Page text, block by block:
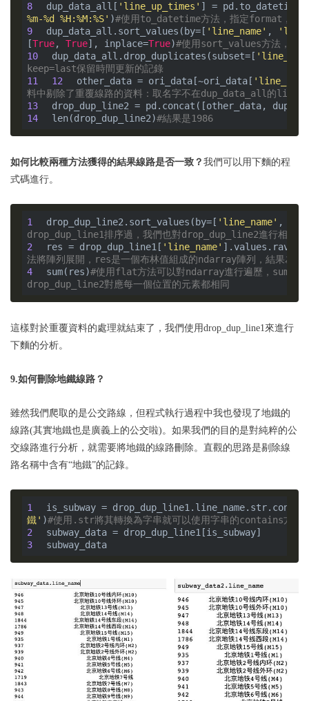
8 dup_data_all[ 'line_up_times' ] =
%m-%d %H:%M:%S' )#使用to_datetime方法，指定format，將
9
dup_data_all.sort_values(by=[ 'line_name' ,
[True, True], inplace=True)#使用sort_values方法，對
10
dup_data_all.drop_duplicates(subset=[
keep=last保留時間更新的記錄
11
12 other_data = ori_data[~ori_data[
料中剔除了重覆線路的資料：取名字不在dup_data_all的
13
drop_dup_line2 = pd.concat([other_data,
14
len(drop_dup_line2)#結果是1986
如何比較兩種方法獲得的結果線路是否一致？ 我們可以用下麵的程
式碼進行。
1 drop_dup_line2.sort_values(by=[ 'line_name' ,
drop_dup_line1排序過，我們也對drop_dup_line2進行相同規
2
res = drop_dup_line1[ 'line_name' ].values.ravel()
法將陣列展開，res是一個布林值組成的ndarray陣列，結果為
4
sum(res)#使用flat方法可以對ndarray進行遍歷，sum看
drop_dup_line2對應每一個位置的元素都相同
這樣對於重覆資料的處理就結束了，我們使用drop_dup_line1來進行
下麵的分析。
9.如何刪除地鐵線路？
雖然我們爬取的是公交路線，但程式執行過程中我也發現了地鐵的
線路(其實地鐵也是廣義上的公交啦)。如果我們的目的是對純粹的公
交線路進行分析，就需要將地鐵的線路刪除。直觀的思路是剔除線
路名稱中含有“地鐵”的記錄。
1
is_subway =
鐵' )#使用.str將其轉換為字串就可以使用字串的contains方法
2
3